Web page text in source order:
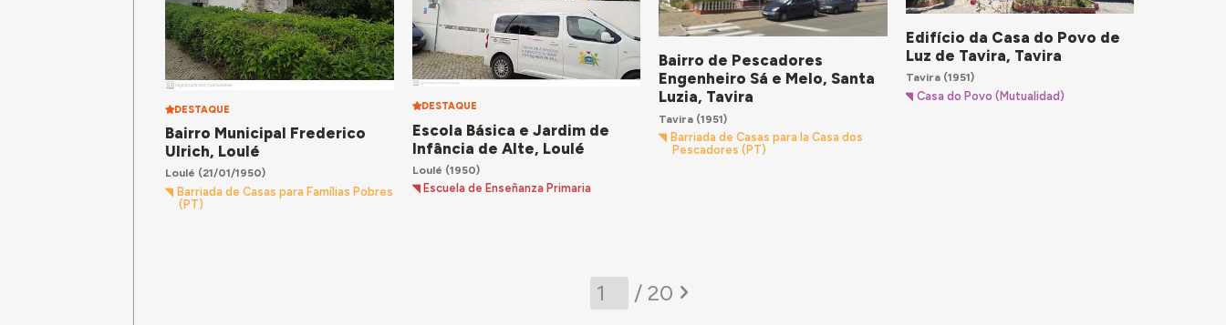
DESTAQUE
Bairro Municipal Frederico
Ulrich, Loulé
Loulé (21/01/1950)
Barriada de Casas para Famílias Pobres
(PT)
DESTAQUE
Escola Básica e Jardim de
Infância de Alte, Loulé
Loulé (1950)
Escuela de Enseñanza Primaria
Bairro de Pescadores
Engenheiro Sá e Melo, Santa
Luzia, Tavira
Tavira (1951)
Barriada de Casas para la Casa dos
Pescadores (PT)
Edifício da Casa do Povo de
Luz de Tavira, Tavira
Tavira(1951)
Casa do Povo (Mutualidad)
/ 20